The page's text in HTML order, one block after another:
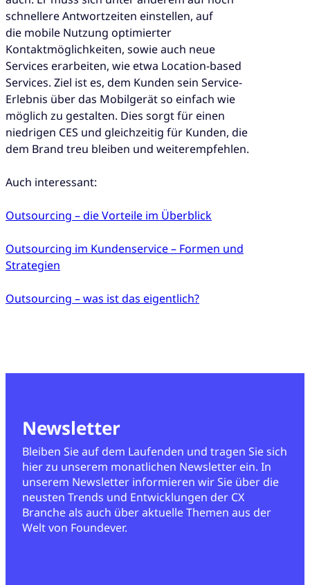
schnellere Antwortzeiten einstellen, auf
die mobile Nutzung optimierter
Kontaktmöglichkeiten, sowie auch neue
Services erarbeiten, wie etwa Location-based
Services. Ziel ist es, dem Kunden sein Service-
Erlebnis über das Mobilgerät so einfach wie
möglich zu gestalten. Dies sorgt für einen
niedrigen CES und gleichzeitig für Kunden, die
dem Brand treu bleiben und weiterempfehlen.
Auch interessant:
Outsourcing – die Vorteile im Überblick
Outsourcing im Kundenservice – Formen und
Strategien
Outsourcing – was ist das eigentlich?
Newsletter
Bleiben Sie auf dem Laufenden und tragen Sie sich
hier zu unserem monatlichen Newsletter ein. In
unserem Newsletter informieren wir Sie über die
neusten Trends und Entwicklungen der CX
Branche als auch über aktuelle Themen aus der
Welt von Foundever.